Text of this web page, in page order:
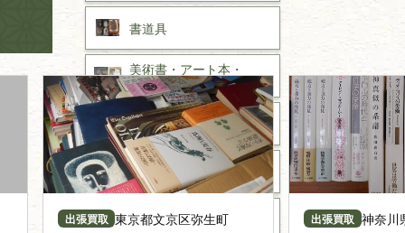
出張買取 東京都文京区弥生町 出張買取 神奈川
書道具
美術書・アート本・
デザイン本
カメラ・撮影術
版画・リトグラフ・
シルクスクリーン
刀剣・鎧・甲冑